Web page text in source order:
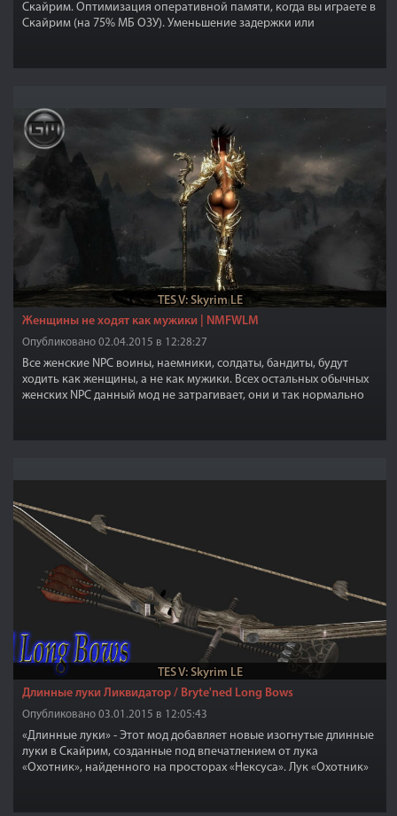
Скайрим. Оптимизация оперативной памяти, когда вы играете в
Скайрим (на 75% МБ ОЗУ). Уменьшение задержки или
TES V: Skyrim LE
Женщины не ходят как мужики | NMFWLM
Опубликовано 02.04.2015 в 12:28:27
Все женские NPC воины, наемники, солдаты, бандиты, будут
ходить как женщины, а не как мужики. Всех остальных обычных
женских NPC данный мод не затрагивает, они и так нормально
TES V: Skyrim LE
Длинные луки Ликвидатор / Bryte'ned Long Bows
Опубликовано 03.01.2015 в 12:05:43
«Длинные луки» - Этот мод добавляет новые изогнутые длинные
луки в Скайрим, созданные под впечатлением от лука
«Охотник», найденного на просторах «Нексуса». Лук «Охотник»